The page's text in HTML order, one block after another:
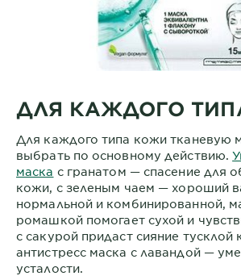
ДЛЯ КАЖДОГО
Для каждого типа кожи тканевую
выбрать по основному действию.
маска с гранатом — спасение для
кожи, с зеленым чаем — хороший
нормальной и комбинированной,
ромашкой помогает сухой и
с сакурой придаст сияние тусклой
антистресс маска с лавандой —
усталости.